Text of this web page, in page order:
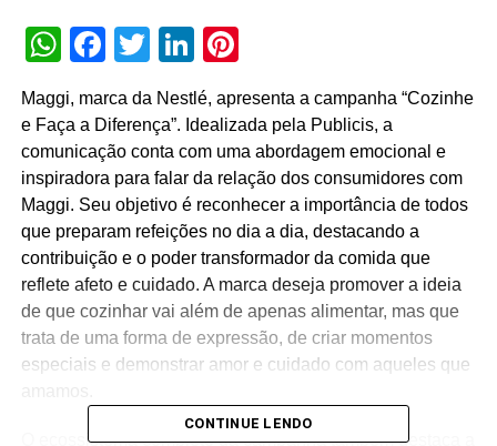
WhatsApp
Facebook
TwitterLinkedIn
Pinterest
Maggi, marca da Nestlé, apresenta a campanha “Cozinhe
e Faça a Diferença”. Idealizada pela Publicis, a
comunicação conta com uma abordagem emocional e
inspiradora para falar da relação dos consumidores com
Maggi. Seu objetivo é reconhecer a importância de todos
que preparam refeições no dia a dia, destacando a
contribuição e o poder transformador da comida que
reflete afeto e cuidado. A marca deseja promover a ideia
de que cozinhar vai além de apenas alimentar, mas que
trata de uma forma de expressão, de criar momentos
especiais e demonstrar amor e cuidado com aqueles que
O ecossistema completo da campanha também destaca a
CONTINUE LENDO